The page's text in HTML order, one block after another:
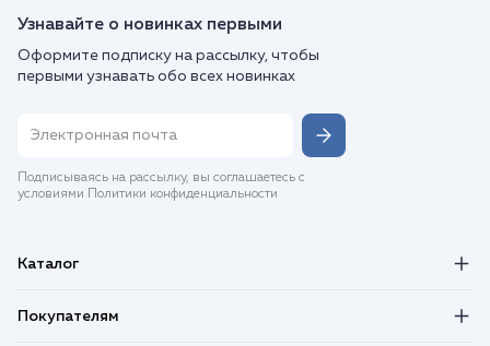
Узнавайте о новинках первыми
Оформите подписку на рассылку, чтобы
первыми узнавать обо всех новинках
Подписываясь на рассылку, вы соглашаетесь с
условиями Политики конфиденциальности
Каталог
Покупателям